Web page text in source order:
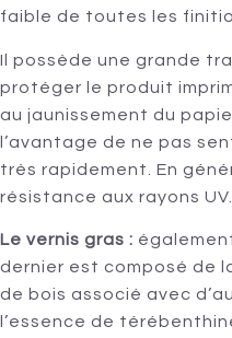
faible de toutes les
Il possède une grande
protéger le produit
au jaunissement du
l’avantage de ne pas
très rapidement. En
résistance aux rayons UV.
Le vernis gras :
dernier est composé de
de bois associé avec
l’essence de